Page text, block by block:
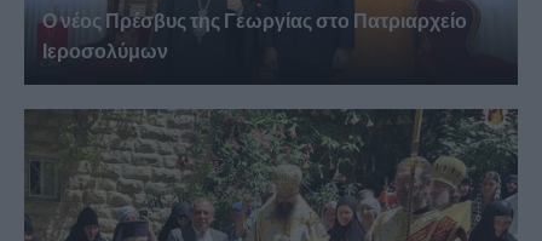
Ο νέος Πρέσβυς της Γεωργίας στο Πατριαρχείο
Ιεροσολύμων